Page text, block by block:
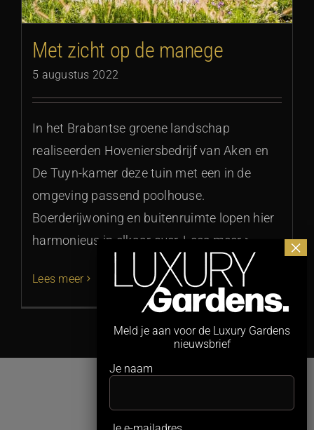
Met zicht op de manege
5 augustus 2022
In het Brabantse groene landschap
realiseerden Hoveniersbedrijf van Aken en
De Tuyn-kamer deze tuin met een in de
omgeving passend poolhouse.
Boerderijwoning en buitenruimte lopen hier
harmonieus in elkaar over, Lees meer >
Lees meer
Meld je aan voor de Luxury Gardens
nieuwsbrief
Je naam